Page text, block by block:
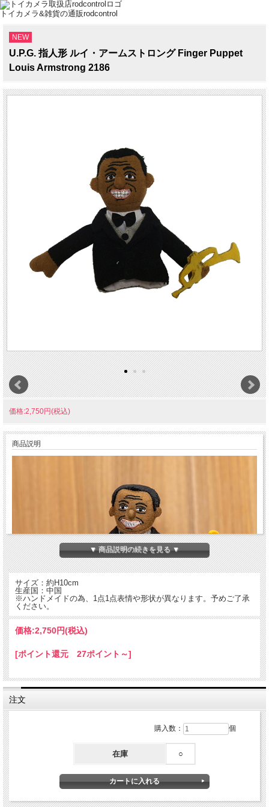
トイカメラ&雑貨の通販rodcontrol
NEW
U.P.G. 指人形 ルイ・アームストロング Finger Puppet
Louis Armstrong 2186
価格:2,750円(税込)
商品説明
偉人、著名人の指人形。
▼ 商品説明の続きを見る ▼
サイズ：約H10cm
生産国：中国
※ハンドメイドの為、1点1点表情や形状が異なります。予めご了承
ください。
価格:2,750円(税込)
[ポイント還元 27ポイント～]
注文
購入数： 個
在庫 ○